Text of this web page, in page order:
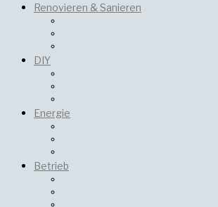
Renovieren & Sanieren
DIY
Energie
Betrieb